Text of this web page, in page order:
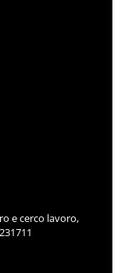
e cerco lavoro,